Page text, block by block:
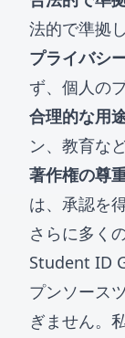
法的で準拠
プライバシ
ず、個人の
合理的な用
ン、教育な
著作権の尊
は、承認を
さらに多く
Student ID
プンソース
ぎません。